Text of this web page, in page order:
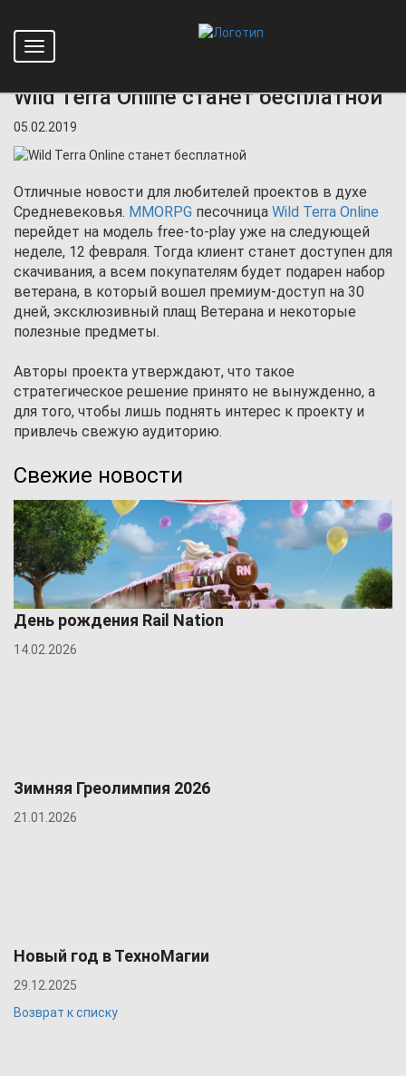
Toggle
navigation
Главная
Wild Terra Online станет бесплатной
05.02.2019
Отличные новости для любителей проектов в духе
Средневековья. MMORPG песочница Wild Terra Online
перейдет на модель free-to-play уже на следующей
неделе, 12 февраля. Тогда клиент станет доступен для
скачивания, а всем покупателям будет подарен набор
ветерана, в который вошел премиум-доступ на 30
дней, эксклюзивный плащ Ветерана и некоторые
полезные предметы.
Авторы проекта утверждают, что такое
стратегическое решение принято не вынужденно, а
для того, чтобы лишь поднять интерес к проекту и
привлечь свежую аудиторию.
Свежие новости
День рождения Rail Nation
14.02.2026
Зимняя Греолимпия 2026
21.01.2026
Новый год в ТехноМагии
29.12.2025
Возврат к списку